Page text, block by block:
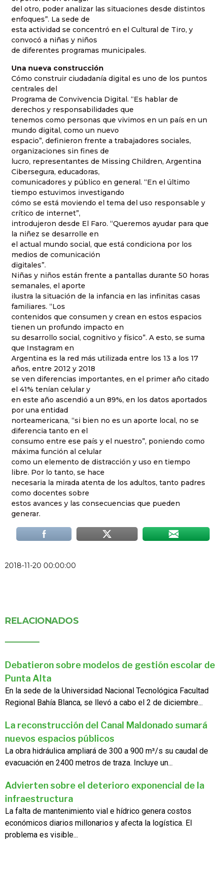
del otro, poder analizar las situaciones desde distintos
enfoques”. La sede de
esta actividad se concentró en el Cultural de Tiro, y
convocó a niñas y niños
de diferentes programas municipales.
Una nueva construcción
Cómo construir ciudadanía digital es uno de los puntos
centrales del
Programa de Convivencia Digital. “Es hablar de
derechos y responsabilidades que
tenemos como personas que vivimos en un país en un
mundo digital, como un nuevo
espacio”, definieron frente a trabajadores sociales,
organizaciones sin fines de
lucro, representantes de Missing Children, Argentina
Cibersegura, educadoras,
comunicadores y público en general. “En el último
tiempo estuvimos investigando
cómo se está moviendo el tema del uso responsable y
crítico de internet”,
introdujeron desde El Faro. “Queremos ayudar para que
la niñez se desarrolle en
el actual mundo social, que está condiciona por los
medios de comunicación
digitales”.
Niñas y niños están frente a pantallas durante 50 horas
semanales, el aporte
ilustra la situación de la infancia en las infinitas casas
familiares. “Los
contenidos que consumen y crean en estos espacios
tienen un profundo impacto en
su desarrollo social, cognitivo y físico”. A esto, se suma
que Instagram en
Argentina es la red más utilizada entre los 13 a los 17
años, entre 2012 y 2018
se ven diferencias importantes, en el primer año citado
el 41% tenían celular y
en este año ascendió a un 89%, en los datos aportados
por una entidad
norteamericana, “si bien no es un aporte local, no se
diferencia tanto en el
consumo entre ese país y el nuestro”, poniendo como
máxima función al celular
como un elemento de distracción y uso en tiempo
libre. Por lo tanto, se hace
necesaria la mirada atenta de los adultos, tanto padres
como docentes sobre
estos avances y las consecuencias que pueden
generar.
2018-11-20 00:00:00
RELACIONADOS
Debatieron sobre modelos de gestión escolar de
Punta Alta
En la sede de la Universidad Nacional Tecnológica Facultad
Regional Bahía Blanca, se llevó a cabo el 2 de diciembre...
La reconstrucción del Canal Maldonado sumará
nuevos espacios públicos
La obra hidráulica ampliará de 300 a 900 m³/s su caudal de
evacuación en 2400 metros de traza. Incluye un...
Advierten sobre el deterioro exponencial de la
infraestructura
La falta de mantenimiento vial e hídrico genera costos
económicos diarios millonarios y afecta la logística. El
problema es visible...